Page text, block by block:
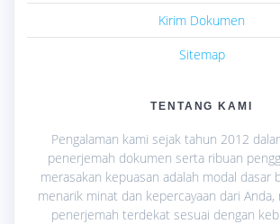
Kirim Dokumen
Sitemap
TENTANG KAMI
Pengalaman kami sejak tahun 2012
penerjemah dokumen serta ribuan
merasakan kepuasan adalah modal dasar
menarik minat dan kepercayaan dari Anda,
penerjemah terdekat sesuai dengan